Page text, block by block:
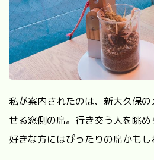
私が案内されたのは、新大久保
せる窓側の席。行き交う人を眺
好きな方にはぴったりの席かもし